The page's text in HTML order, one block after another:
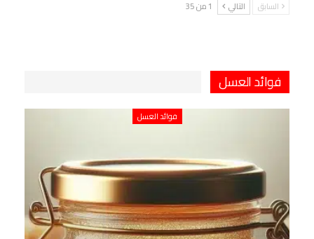
السابق التالي 1 من 35
فوائد العسل
فوائد العسل